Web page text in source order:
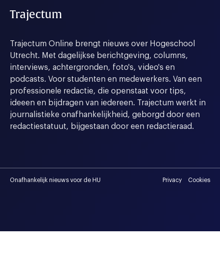
Trajectum
Trajectum Online brengt nieuws over Hogeschool
Utrecht. Met dagelijkse berichtgeving, columns,
interviews, achtergronden, foto's, video's en
podcasts. Voor studenten en medewerkers. Van een
professionele redactie, die openstaat voor tips,
ideeen en bijdragen van iedereen. Trajectum werkt in
journalistieke onafhankelijkheid, geborgd door een
redactiestatuut, bijgestaan door een redactieraad.
Onafhankelijk nieuws voor de HU Privacy Cookies